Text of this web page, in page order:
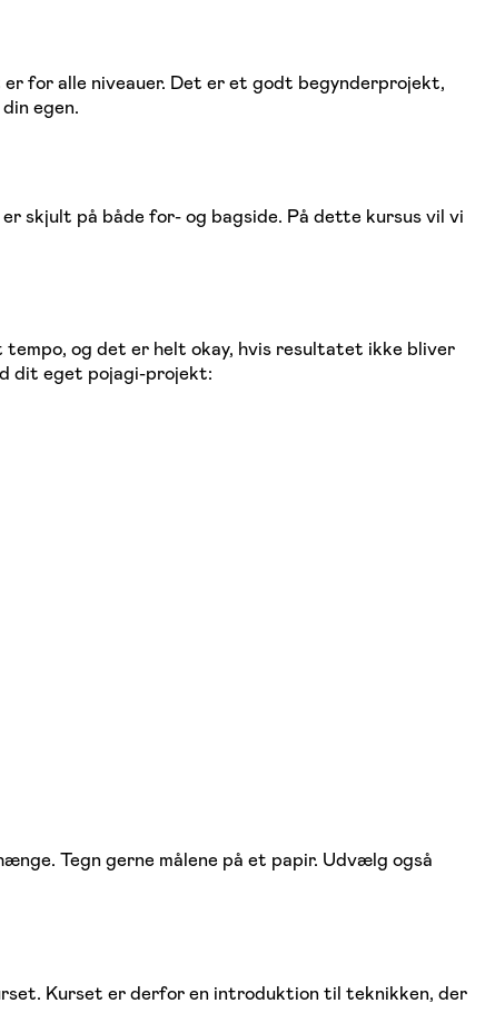
for alle niveauer. Det er et godt begynderprojekt,
egen.
skjult på både for- og bagside. På dette kursus vil vi
og det er helt okay, hvis resultatet ikke bliver
dit eget pojagi-projekt:
Tegn gerne målene på et papir. Udvælg også
Kurset er derfor en introduktion til teknikken, der